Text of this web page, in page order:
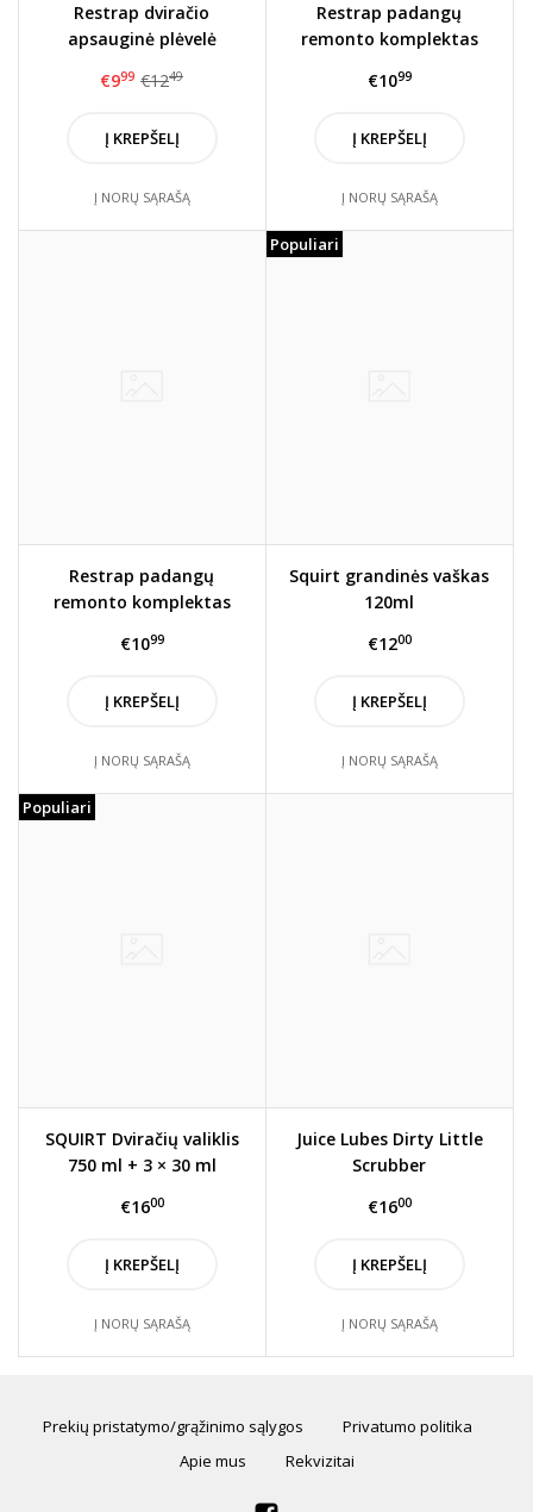
Restrap dviračio
apsauginė plėvelė
€999 €1249
Į KREPŠELĮ
Į NORŲ SĄRAŠĄ
Restrap padangų
remonto komplektas
€1099
Į KREPŠELĮ
Į NORŲ SĄRAŠĄ
Restrap padangų
remonto komplektas
€1099
Į KREPŠELĮ
Į NORŲ SĄRAŠĄ
Populiari
Squirt grandinės vaškas
120ml
€1200
Į KREPŠELĮ
Į NORŲ SĄRAŠĄ
Populiari
SQUIRT Dviračių valiklis
750 ml + 3 × 30 ml
€1600
Į KREPŠELĮ
Į NORŲ SĄRAŠĄ
Juice Lubes Dirty Little
Scrubber
€1600
Į KREPŠELĮ
Į NORŲ SĄRAŠĄ
Prekių pristatymo/grąžinimo sąlygos
Privatumo politika
Apie mus
Rekvizitai